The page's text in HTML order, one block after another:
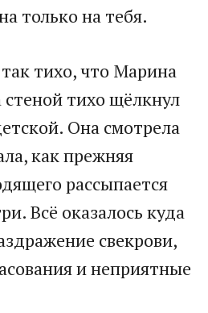
только на тебя.
тихо, что Марина
стеной тихо щёлкнул
Она смотрела
как прежняя
рассыпается
Всё оказалось куда
свекрови,
и неприятные